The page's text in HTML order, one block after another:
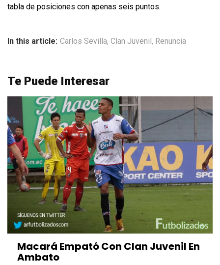
tabla de posiciones con apenas seis puntos.
In this article: Carlos Sevilla, Clan Juvenil, Renuncia
Te Puede Interesar
Macará Empató Con Clan Juvenil En
Ambato